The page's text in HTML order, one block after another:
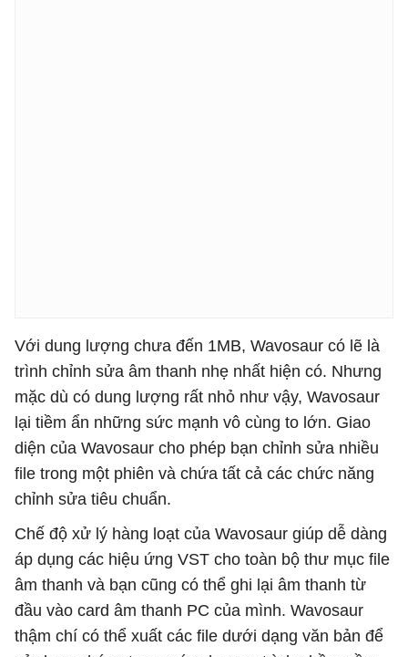
Với dung lượng chưa đến 1MB, Wavosaur có lẽ là
trình chỉnh sửa âm thanh nhẹ nhất hiện có. Nhưng
mặc dù có dung lượng rất nhỏ như vậy, Wavosaur
lại tiềm ẩn những sức mạnh vô cùng to lớn. Giao
diện của Wavosaur cho phép bạn chỉnh sửa nhiều
file trong một phiên và chứa tất cả các chức năng
chỉnh sửa tiêu chuẩn.
Chế độ xử lý hàng loạt của Wavosaur giúp dễ dàng
áp dụng các hiệu ứng VST cho toàn bộ thư mục file
âm thanh và bạn cũng có thể ghi lại âm thanh từ
đầu vào card âm thanh PC của mình. Wavosaur
thậm chí có thể xuất các file dưới dạng văn bản để